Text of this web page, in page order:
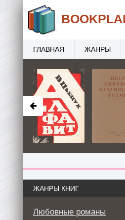
ЖАНРЫ КНИГ
Любовные романы
BOOK
ГЛАВНАЯ ЖАНРЫ